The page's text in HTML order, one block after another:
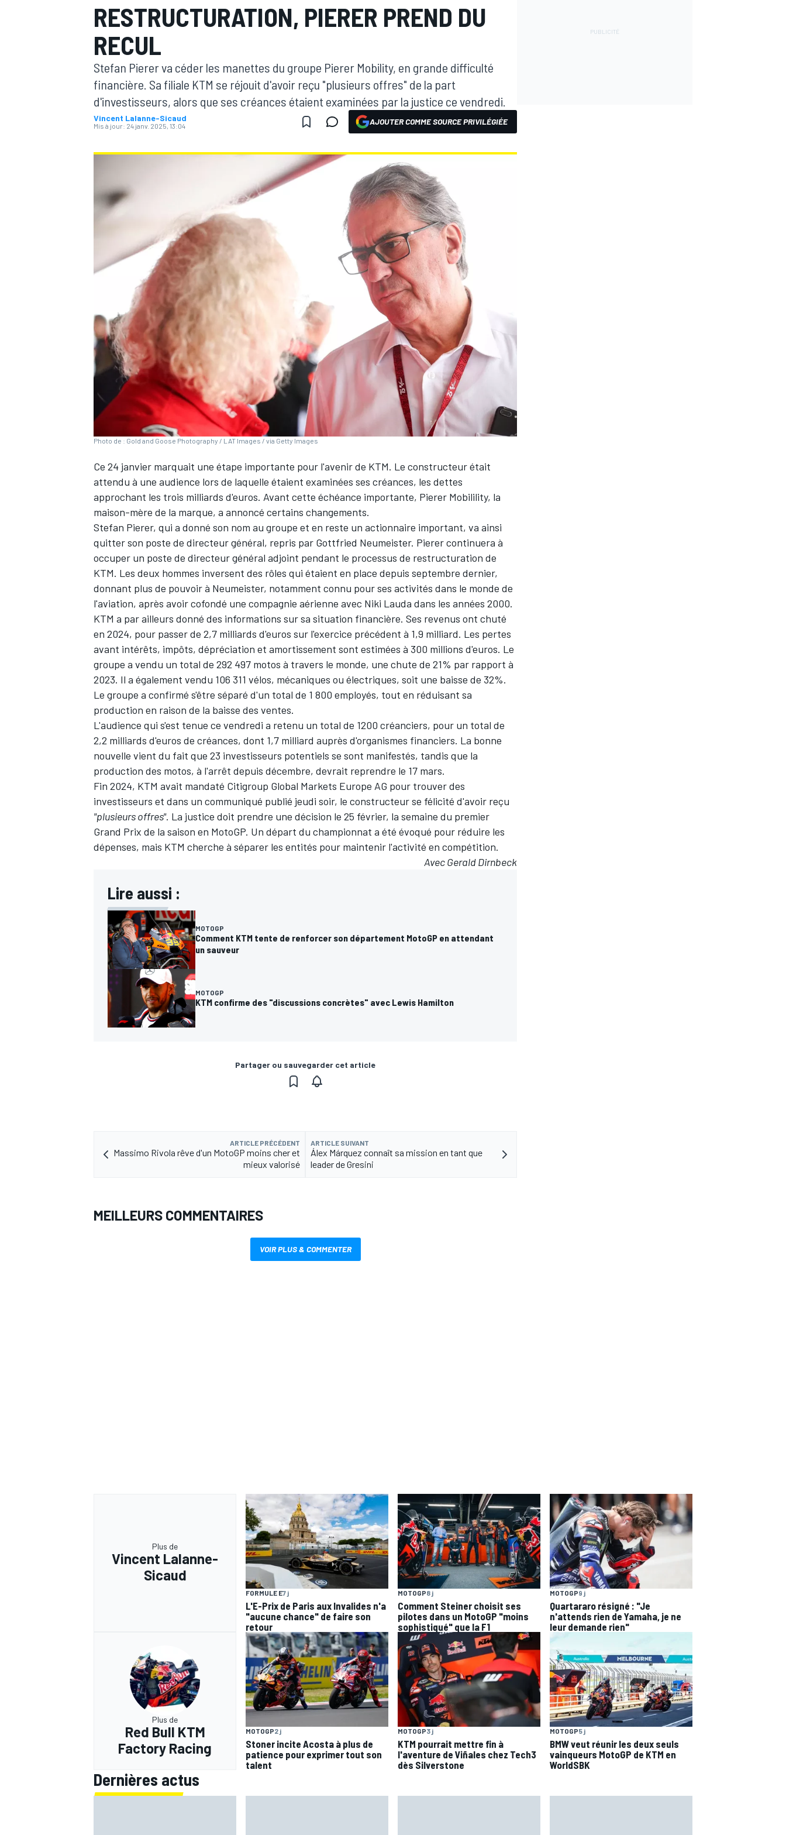
MOTOGP
WEC
RESTRUCTURATION, PIERER PREND DU
RECUL
Stefan Pierer va céder les manettes du groupe Pierer Mobility, en grande difficulté
financière. Sa filiale KTM se réjouit d'avoir reçu "plusieurs offres" de la part
d'investisseurs, alors que ses créances étaient examinées par la justice ce vendredi.
Vincent Lalanne-Sicaud
Mis à jour: 24 janv. 2025, 13:04 AJOUTER COMME SOURCE PRIVILÉGIÉE
Photo de : Gold and Goose Photography / LAT Images / via Getty Images
Ce 24 janvier marquait une étape importante pour l'avenir de KTM. Le constructeur était
attendu à une audience lors de laquelle étaient examinées ses créances, les dettes
approchant les trois milliards d'euros. Avant cette échéance importante, Pierer Mobilility, la
maison-mère de la marque, a annoncé certains changements.
Stefan Pierer, qui a donné son nom au groupe et en reste un actionnaire important, va ainsi
quitter son poste de directeur général, repris par Gottfried Neumeister. Pierer continuera à
occuper un poste de directeur général adjoint pendant le processus de restructuration de
KTM. Les deux hommes inversent des rôles qui étaient en place depuis septembre dernier,
donnant plus de pouvoir à Neumeister, notamment connu pour ses activités dans le monde de
l'aviation, après avoir cofondé une compagnie aérienne avec Niki Lauda dans les années 2000.
KTM a par ailleurs donné des informations sur sa situation financière. Ses revenus ont chuté
en 2024, pour passer de 2,7 milliards d'euros sur l'exercice précédent à 1,9 milliard. Les pertes
avant intérêts, impôts, dépréciation et amortissement sont estimées à 300 millions d'euros. Le
groupe a vendu un total de 292 497 motos à travers le monde, une chute de 21% par rapport à
2023. Il a également vendu 106 311 vélos, mécaniques ou électriques, soit une baisse de 32%.
Le groupe a confirmé s'être séparé d'un total de 1 800 employés, tout en réduisant sa
production en raison de la baisse des ventes.
L'audience qui s'est tenue ce vendredi a retenu un total de 1200 créanciers, pour un total de
2,2 milliards d'euros de créances, dont 1,7 milliard auprès d'organismes financiers. La bonne
nouvelle vient du fait que 23 investisseurs potentiels se sont manifestés, tandis que la
production des motos, à l'arrêt depuis décembre, devrait reprendre le 17 mars.
Fin 2024, KTM avait mandaté Citigroup Global Markets Europe AG pour trouver des
investisseurs et dans un communiqué publié jeudi soir, le constructeur se félicité d'avoir reçu
"plusieurs offres". La justice doit prendre une décision le 25 février, la semaine du premier
Grand Prix de la saison en MotoGP. Un départ du championnat a été évoqué pour réduire les
dépenses, mais KTM cherche à séparer les entités pour maintenir l'activité en compétition.
Avec Gerald Dirnbeck
Lire aussi :
MOTOGP
Comment KTM tente de renforcer son département MotoGP en attendant
un sauveur
MOTOGP
KTM confirme des "discussions concrètes" avec Lewis Hamilton
Partager ou sauvegarder cet article
ARTICLE PRÉCÉDENT
Massimo Rivola rêve d'un MotoGP moins cher et
mieux valorisé
ARTICLE SUIVANT
Álex Márquez connaît sa mission en tant que
leader de Gresini
MEILLEURS COMMENTAIRES
VOIR PLUS & COMMENTER
Plus de
Vincent Lalanne-
Sicaud
FORMULE E7 j
L'E-Prix de Paris aux Invalides n'a
"aucune chance" de faire son
retour
MOTOGP8 j
Comment Steiner choisit ses
pilotes dans un MotoGP "moins
sophistiqué" que la F1
MOTOGP9 j
Quartararo résigné : "Je
n'attends rien de Yamaha, je ne
leur demande rien"
Plus de
Red Bull KTM
Factory Racing
MOTOGP2 j
Stoner incite Acosta à plus de
patience pour exprimer tout son
talent
MOTOGP3 j
KTM pourrait mettre fin à
l'aventure de Viñales chez Tech3
dès Silverstone
MOTOGP5 j
BMW veut réunir les deux seuls
vainqueurs MotoGP de KTM en
WorldSBK
Dernières actus